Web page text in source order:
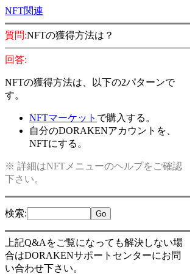
NFT関連
質問:NFTの獲得方法は？
回答:
NFTの獲得方法は、以下の2パターンで
す。
NFTマーケット で購入する。
自分のDORAKENアカウントを、
NFTにする。
※ 詳細はNFTメニューのヘルプをご確認
下さい。
検索:
上記Q&Aをご覧になっても解決しない場
合はDORAKENサポートセンターにお問
い合わせ下さい。